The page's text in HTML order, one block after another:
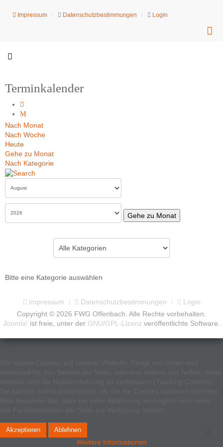
Impressum Datenschutzbestimmungen Login
Terminkalender
Nach Monat
Nach Woche
Heute
Gehe zu Monat
Nach Kategorie
Gehe zu Monat
Bitte eine Kategorie auswählen
Impressum Datenschutzbestimmungen
Login
Copyright © 2026 FWG Offenbach. Alle Rechte vorbehalten.
Joomla! ist freie, unter der GNU/GPL-Lizenz veröffentlichte Software.
Akzeptieren Ablehnen
Weitere Informationen